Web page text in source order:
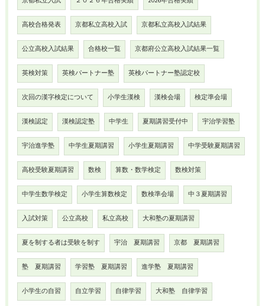
高校合格発表 京都私立高校入試 京都私立高校入試結果
公立高校入試結果 合格校一覧 京都府公立高校入試結果一覧
英検対策 英検パートナー塾 英検パートナー塾認定校
次回の漢字検定について 小学生漢検 漢検会場 検定準会場
漢検認定 漢検認定塾 中学生 夏期講習受付中 宇治学習塾
宇治進学塾 中学生夏期講習 小学生夏期講習 中学受験夏期講習
高校受験夏期講習 数検 算数・数学検定 数検対策
中学生数学検定 小学生算数検定 数検準会場 中３夏期講習
入試対策 公立高校 私立高校 大和塾の夏期講習
夏を制する者は受験を制す 宇治 夏期講習 京都 夏期講習
塾 夏期講習 学習塾 夏期講習 進学塾 夏期講習
小学生の自習 自立学習 自律学習 大和塾 自律学習